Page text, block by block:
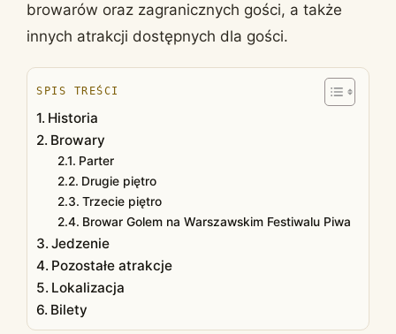
browarów oraz zagranicznych gości, a także
innych atrakcji dostępnych dla gości.
SPIS TREŚCI
Historia
Browary
Parter
Drugie piętro
Trzecie piętro
Browar Golem na Warszawskim Festiwalu Piwa
Jedzenie
Pozostałe atrakcje
Lokalizacja
Bilety